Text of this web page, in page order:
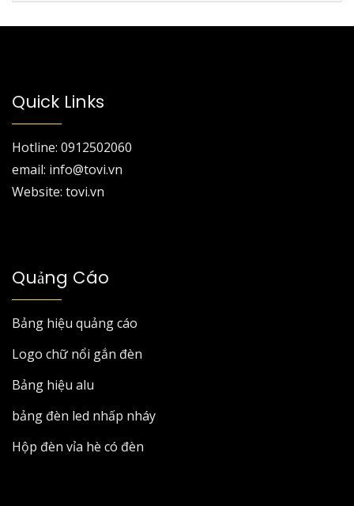
Quick Links
Hotline: 0912502060
email: info@tovi.vn
Website: tovi.vn
Quảng Cáo
Bảng hiệu quảng cáo
Logo chữ nổi gắn đèn
Bảng hiệu alu
bảng đèn led nhấp nháy
Hộp đèn vỉa hè có đèn